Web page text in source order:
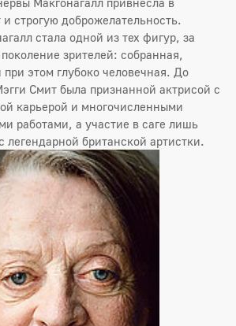
строгую доброжелательность.
стала одной из тех фигур, за
зрителей: собранная,
этом глубоко человечная. До
Смит была признанной актрисой с
карьерой и многочисленными
работами, а участие в саге лишь
легендарной британской артистки.